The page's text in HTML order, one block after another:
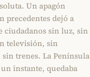
Un apagón
precedentes dejó a
ciudadanos sin luz, sin
televisión, sin
trenes. La Península
instante, quedaba